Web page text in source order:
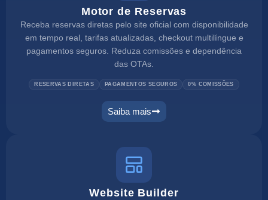
Motor de Reservas
Receba reservas diretas pelo site oficial com disponibilidade
em tempo real, tarifas atualizadas, checkout multilíngue e
pagamentos seguros. Reduza comissões e dependência
das OTAs.
RESERVAS DIRETAS PAGAMENTOS SEGUROS 0% COMISSÕES
Saiba mais
Website Builder